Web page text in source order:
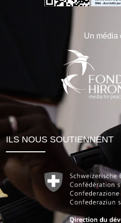
Un média
ILS NOUS SOUTIENNENT